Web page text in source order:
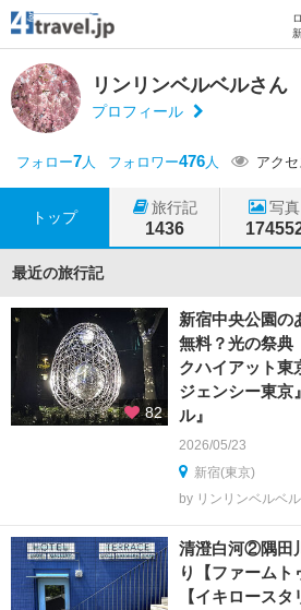
リンリンベルベルさん
プロフィール
フォロー7人 フォロワー476人 アクセ
トップ
旅行記
1436
写真
最近の旅行記
82
新宿中央公園の
無料？光の祭典
クハイアット東
ジェンシー東京
ル』
2026/05/23
新宿(東京)
by リンリンベルベ
清澄白河②隅田
り【ファームト
【イキロース